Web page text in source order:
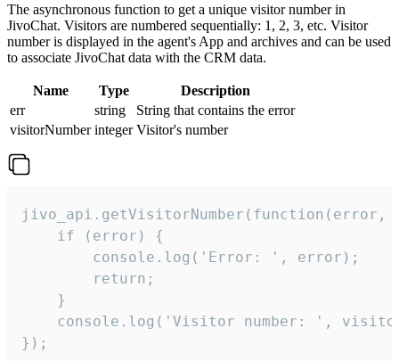
The asynchronous function to get a unique visitor number in
JivoChat. Visitors are numbered sequentially: 1, 2, 3, etc. Visitor
number is displayed in the agent's App and archives and can be used
to associate JivoChat data with the CRM data.
Name Type
Description
err
string
String that contains the error
visitorNumber integer Visitor's number
jivo_api.getVisitorNumber(function(error,
    if (error) {
        console.log('Error: ', error);
        return;
    }
console.log('Visitor number: ',
});